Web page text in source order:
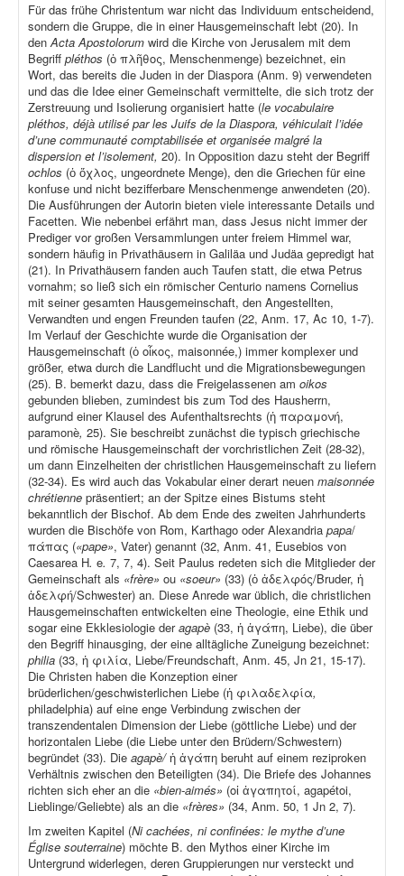
Für das frühe Christentum war nicht das Individuum entscheidend,
sondern die Gruppe, die in einer Hausgemeinschaft lebt (20). In
denActa Apostolorum wird die Kirche von Jerusalem mit dem
Begriff pléthos (ὁ πλῆθος, Menschenmenge) bezeichnet, ein
Wort, das bereits die Juden in der Diaspora (Anm. 9) verwendeten
und das die Idee einer Gemeinschaft vermittelte, die sich trotz der
Zerstreuung und Isolierung organisiert hatte (le vocabulaire
pléthos, déjà utilisé par les Juifs de la Diaspora, véhiculait l’idée
d’une communauté comptabilisée et organisée malgré la
dispersion et l’isolement, 20). In Opposition dazu steht der Begriff
ochlos (ὁ ὄχλος, ungeordnete Menge), den die Griechen für eine
konfuse und nicht bezifferbare Menschenmenge anwendeten (20).
Die Ausführungen der Autorin bieten viele interessante Details und
Facetten. Wie nebenbei erfährt man, dass Jesus nicht immer der
Prediger vor großen Versammlungen unter freiem Himmel war,
sondern häufig in Privathäusern in Galiläa und Judäa gepredigt hat
(21). In Privathäusern fanden auch Taufen statt, die etwa Petrus
vornahm; so ließ sich ein römischer Centurio namens Cornelius
mit seiner gesamten Hausgemeinschaft, den Angestellten,
Verwandten und engen Freunden taufen (22, Anm. 17, Ac 10, 1-7).
Im Verlauf der Geschichte wurde die Organisation der
Hausgemeinschaft (ὁ οἶκος, maisonnée,) immer komplexer und
größer, etwa durch die Landflucht und die Migrationsbewegungen
(25). B. bemerkt dazu, dass die Freigelassenen am oikos
gebunden blieben, zumindest bis zum Tod des Hausherrn,
aufgrund einer Klausel des Aufenthaltsrechts (ἡ παραμονή,
paramonè, 25). Sie beschreibt zunächst die typisch griechische
und römische Hausgemeinschaft der vorchristlichen Zeit (28-32),
um dann Einzelheiten der christlichen Hausgemeinschaft zu liefern
(32-34). Es wird auch das Vokabular einer derart neuen maisonnée
chrétienne präsentiert; an der Spitze eines Bistums steht
bekanntlich der Bischof. Ab dem Ende des zweiten Jahrhunderts
wurden die Bischöfe von Rom, Karthago oder Alexandria papa/
πάπας («pape», Vater) genannt (32, Anm. 41, Eusebios von
Caesarea H. e. 7, 7, 4). Seit Paulus redeten sich die Mitglieder der
Gemeinschaft als «frère» ou «soeur» (33) (ὁ ἀδελφός/Bruder, ἡ
ἀδελφή/Schwester) an. Diese Anrede war üblich, die christlichen
Hausgemeinschaften entwickelten eine Theologie, eine Ethik und
sogar eine Ekklesiologie deragapè (33, ἡ ἀγάπη, Liebe), die über
den Begriff hinausging, der eine alltägliche Zuneigung bezeichnet:
philia (33, ἡ φιλία, Liebe/Freundschaft, Anm. 45, Jn 21, 15-17).
Die Christen haben die Konzeption einer
brüderlichen/geschwisterlichen Liebe (ἡ φιλαδελφία,
philadelphia) auf eine enge Verbindung zwischen der
transzendentalen Dimension der Liebe (göttliche Liebe) und der
horizontalen Liebe (die Liebe unter den Brüdern/Schwestern)
begründet (33). Die agapè/ἡ ἀγάπη beruht auf einem reziproken
Verhältnis zwischen den Beteiligten (34). Die Briefe des Johannes
richten sich eher an die «bien-aimés» (οἱ ἀγαπητοί, agapétoi,
Lieblinge/Geliebte) als an die «frères» (34, Anm. 50, 1 Jn 2, 7).
Im zweiten Kapitel (Ni cachées, ni confinées: le mythe d’une
Église souterraine) möchte B. den Mythos einer Kirche im
Untergrund widerlegen, deren Gruppierungen nur versteckt und